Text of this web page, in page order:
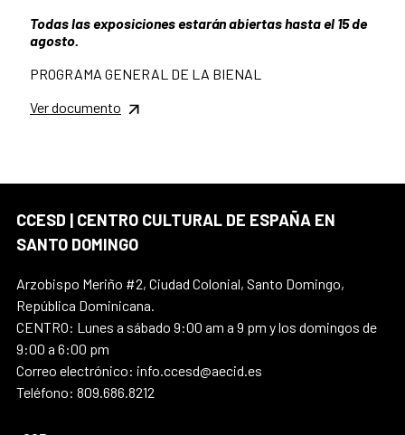
Todas las exposiciones estarán abiertas hasta el 15 de
agosto.
PROGRAMA GENERAL DE LA BIENAL
Ver documento
CCESD | CENTRO CULTURAL DE ESPAÑA EN
SANTO DOMINGO
Arzobispo Meriño #2, Ciudad Colonial, Santo Domingo,
República Dominicana.
CENTRO: Lunes a sábado 9:00 am a 9 pm y los domingos de
9:00 a 6:00 pm
Correo electrónico: info.ccesd@aecid.es
Teléfono: 809.686.8212